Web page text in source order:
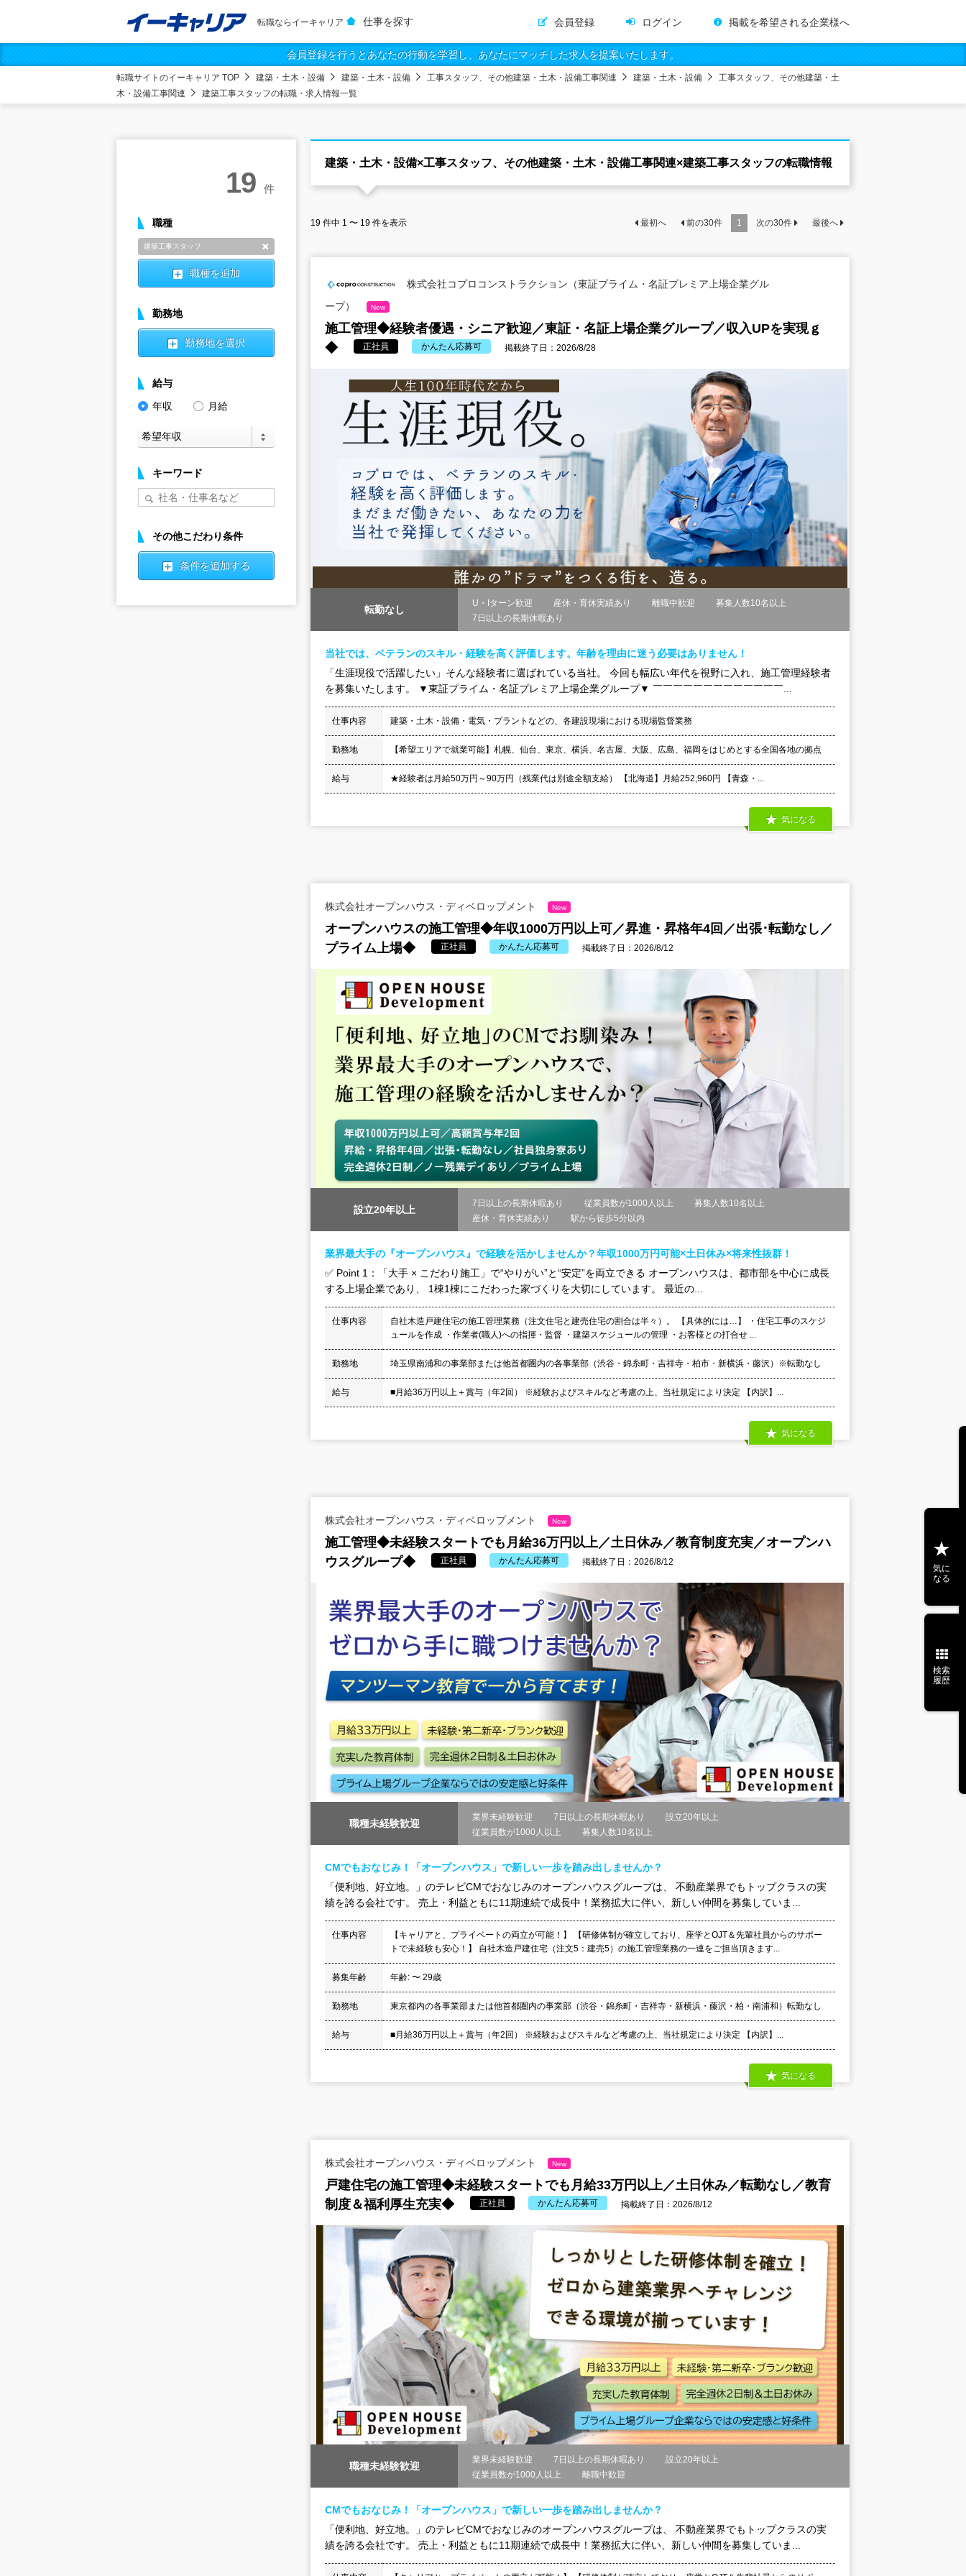
転職ならイーキャリア 仕事を探す 会員登録 ログイン 掲載を希望される企業様へ
会員登録を行うとあなたの行動を学習し、あなたにマッチした求人を提案いたします。
転職サイトのイーキャリア TOP 建築・土木・設備 建築・土木・設備 工事スタッフ、その他建築・土木・設備工事関連 建築・土木・設備
工事スタッフ、その他建築・土
木・設備工事関連
建築工事スタッフの転職・求人情報一覧
建築・土木・設備×工事スタッフ、その他建築・土木・設備工事関連×建築工事スタッフの転職情報
19 件中 1 〜 19 件を表示 最初へ 前の30件 1 次の30件 最後へ
株式会社コプロコンストラクション（東証プライム・名証プレミア上場企業グル
ープ）
New
施工管理◆経験者優遇・シニア歓迎／東証・名証上場企業グループ／収入UPを実現ｇ
◆
正社員 かんたん応募可 掲載終了日：2026/8/28
転勤なし
U・Iターン歓迎 産休・育休実績あり 離職中歓迎
募集人数10名以上
7日以上の長期休暇あり
当社では、ベテランのスキル・経験を高く評価します。年齢を理由に迷う必要はありません！
「生涯現役で活躍したい」そんな経験者に選ばれている当社。 今回も幅広い年代を視野に入れ、施工管理経験者
を募集いたします。 ▼東証プライム・名証プレミア上場企業グループ▼ ￣￣￣￣￣￣￣￣￣￣￣￣￣...
仕事内容 建築・土木・設備・電気・プラントなどの、各建設現場における現場監督業務
勤務地 【希望エリアで就業可能】札幌、仙台、東京、横浜、名古屋、大阪、広島、福岡をはじめとする全国各地の拠点
給与 ★経験者は月給50万円～90万円（残業代は別途全額支給） 【北海道】月給252,960円 【青森・...
気になる
株式会社オープンハウス・ディベロップメント New
オープンハウスの施工管理◆年収1000万円以上可／昇進・昇格年4回／出張･転勤なし／
プライム上場◆
正社員 かんたん応募可 掲載終了日：2026/8/12
設立20年以上
7日以上の長期休暇あり 従業員数が1000人以上
募集人数10名以上
産休・育休実績あり
駅から徒歩5分以内
業界最大手の『オープンハウス』で経験を活かしませんか？年収1000万円可能×土日休み×将来性抜群！
✅ Point 1：「大手 × こだわり施工」で“やりがい”と“安定”を両立できる オープンハウスは、都市部を中心に成長
する上場企業であり、 1棟1棟にこだわった家づくりを大切にしています。 最近の...
仕事内容
自社木造戸建住宅の施工管理業務（注文住宅と建売住宅の割合は半々）。 【具体的には…】 ・住宅工事のスケジ
ュールを作成 ・作業者(職人)への指揮・監督 ・建築スケジュールの管理 ・お客様との打合せ ...
勤務地 埼玉県南浦和の事業部または他首都圏内の各事業部（渋谷・錦糸町・吉祥寺・柏市・新横浜・藤沢）※転勤なし
給与 ■月給36万円以上＋賞与（年2回） ※経験およびスキルなど考慮の上、当社規定により決定 【内訳】...
気になる
株式会社オープンハウス・ディベロップメント New
施工管理◆未経験スタートでも月給36万円以上／土日休み／教育制度充実／オープンハ
ウスグループ◆
正社員 かんたん応募可 掲載終了日：2026/8/12
職種未経験歓迎
業界未経験歓迎 7日以上の長期休暇あり
設立20年以上
従業員数が1000人以上
募集人数10名以上
CMでもおなじみ！「オープンハウス」で新しい一歩を踏み出しませんか？
「便利地、好立地。」のテレビCMでおなじみのオープンハウスグループは、 不動産業界でもトップクラスの実
績を誇る会社です。 売上・利益ともに11期連続で成長中！業務拡大に伴い、新しい仲間を募集していま...
仕事内容
【キャリアと、プライベートの両立が可能！】 【研修体制が確立しており、座学とOJT＆先輩社員からのサポー
トで未経験も安心！】 自社木造戸建住宅（注文5：建売5）の施工管理業務の一連をご担当頂きます...
募集年齢 年齢: 〜 29歳
勤務地 東京都内の各事業部または他首都圏内の事業部（渋谷・錦糸町・吉祥寺・新横浜・藤沢・柏・南浦和）転勤なし
給与 ■月給36万円以上＋賞与（年2回） ※経験およびスキルなど考慮の上、当社規定により決定 【内訳】...
気になる
株式会社オープンハウス・ディベロップメント New
戸建住宅の施工管理◆未経験スタートでも月給33万円以上／土日休み／転勤なし／教育
制度＆福利厚生充実◆
正社員 かんたん応募可 掲載終了日：2026/8/12
職種未経験歓迎
業界未経験歓迎 7日以上の長期休暇あり
設立20年以上
従業員数が1000人以上
離職中歓迎
CMでもおなじみ！「オープンハウス」で新しい一歩を踏み出しませんか？
「便利地、好立地。」のテレビCMでおなじみのオープンハウスグループは、 不動産業界でもトップクラスの実
績を誇る会社です。 売上・利益ともに11期連続で成長中！業務拡大に伴い、新しい仲間を募集していま...
19 件
職種
建築工事スタッフ
職種を追加
勤務地
勤務地を選択
給与
年収
月給
キーワード
その他こだわり条件
条件を追加する
気に
なる
検索
履歴